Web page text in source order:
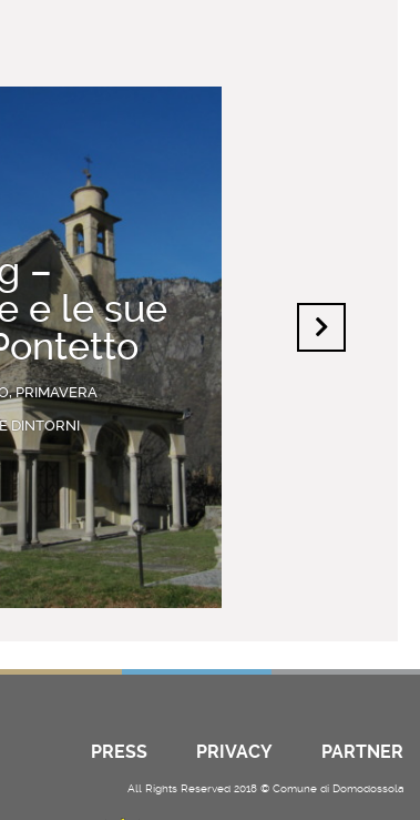
–
e le sue
PRIMAVERA
DINTORNI
PRESS PRIVACY PARTNER
All Rights Reserved 2018 © Comune di Domodossola